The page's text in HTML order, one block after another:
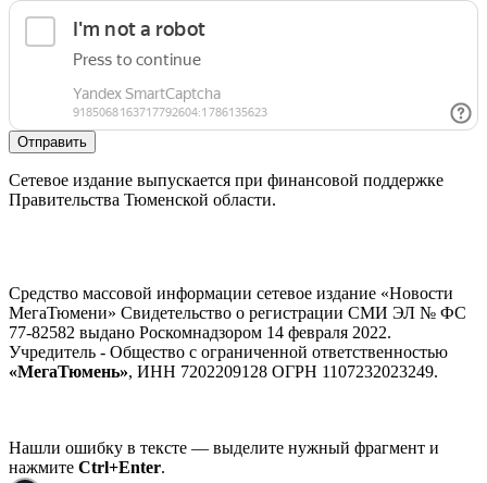
Отправить
Сетевое издание выпускается при финансовой поддержке
Правительства Тюменской области.
Средство массовой информации сетевое издание «Новости
МегаТюмени» Свидетельство о регистрации СМИ ЭЛ № ФС
77-82582 выдано Роскомнадзором 14 февраля 2022.
Учредитель - Общество с ограниченной ответственностью
«МегаТюмень», ИНН 7202209128 ОГРН 1107232023249.
Нашли ошибку в тексте — выделите нужный фрагмент и
нажмите Ctrl+Enter.